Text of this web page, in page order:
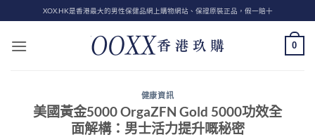
to
content
XOX.HK是香港最大的男性保健品網上購物網站、保證原裝正品，假一賠十
0
健康資訊
美國黃金5000 OrgaZFN Gold 5000功效全
面解構：男士活力提升嘅秘密